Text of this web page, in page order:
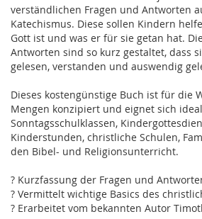
verständlichen Fragen und Antworten
Katechismus. Diese sollen Kindern
Gott ist und was er für sie getan hat.
Antworten sind so kurz gestaltet, dass
gelesen, verstanden und auswendig
Dieses kostengünstige Buch ist für die
Mengen konzipiert und eignet sich
Sonntagsschulklassen,
Kinderstunden, christliche Schulen,
den Bibel- und Religionsunterricht.
? Kurzfassung der Fragen und
? Vermittelt wichtige Basics des
? Erarbeitet vom bekannten Autor